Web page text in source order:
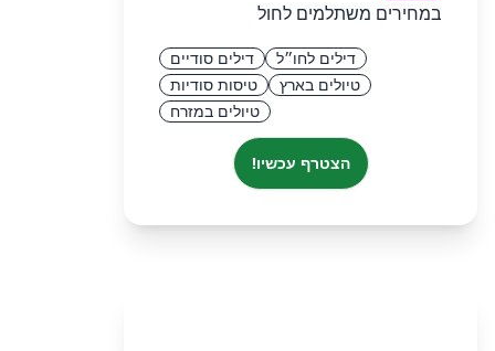
במחירים משתלמים לחול
דילים לחו״ל
דילים סודיים
טיולים בארץ
טיסות סודיות
טיולים במזרח
הצטרף עכשיו!